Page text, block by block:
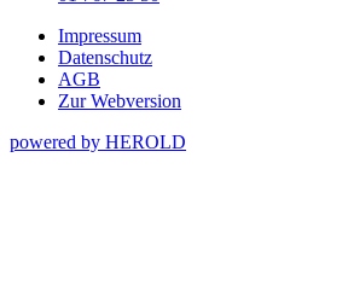
Impressum
Datenschutz
AGB
Zur Webversion
powered by HEROLD